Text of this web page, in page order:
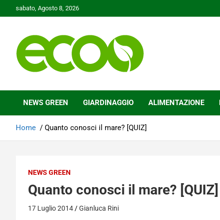
to
sabato, Agosto 8, 2026
Ecoo.it
NEWS GREEN GIARDINAGGIO ALIMENTAZIONE
Home Quanto conosci il mare? [QUIZ]
NEWS GREEN
Quanto conosci il mare? [QUIZ]
17 Luglio 2014 Gianluca Rini